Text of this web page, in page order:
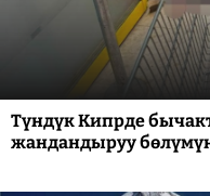
Түндүк Кипрде
жандандыруу